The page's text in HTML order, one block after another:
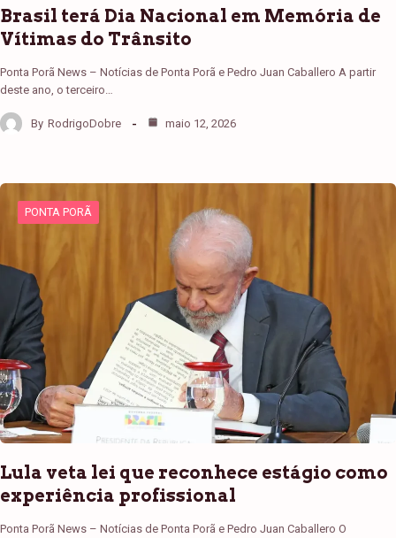
Brasil terá Dia Nacional em Memória de
Vítimas do Trânsito
Ponta Porã News – Notícias de Ponta Porã e Pedro Juan Caballero A partir
deste ano, o terceiro…
By RodrigoDobre maio 12, 2026
PONTA PORÃ
Lula veta lei que reconhece estágio como
experiência profissional
Ponta Porã News – Notícias de Ponta Porã e Pedro Juan Caballero O